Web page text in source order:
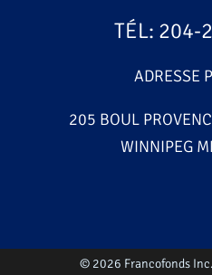
TÉL: 204-
ADRESSE
205 BOUL
WINNIPEG
© 2026 Francofonds